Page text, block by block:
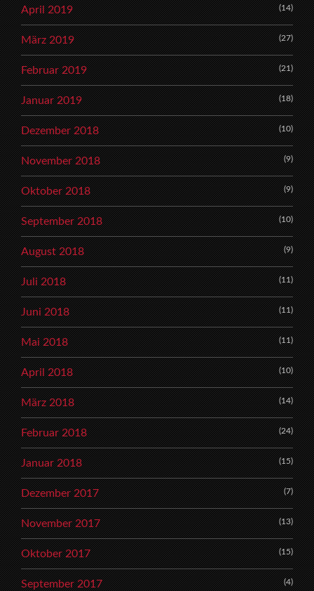
April 2019 (14)
März 2019 (27)
Februar 2019 (21)
Januar 2019 (18)
Dezember 2018 (10)
November 2018 (9)
Oktober 2018 (9)
September 2018 (10)
August 2018 (9)
Juli 2018 (11)
Juni 2018 (11)
Mai 2018 (11)
April 2018 (10)
März 2018 (14)
Februar 2018 (24)
Januar 2018 (15)
Dezember 2017 (7)
November 2017 (13)
Oktober 2017 (15)
September 2017 (4)